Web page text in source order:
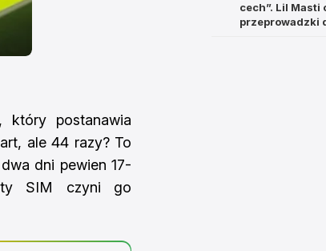
który postanawia
ale 44 razy? To
dni pewien 17-
SIM czyni go
cech”. Lil Masti
przeprowadzki